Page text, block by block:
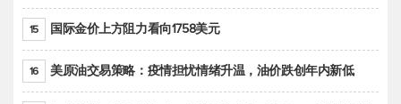
15 国际金价上方阻力看向1758美元
16 美原油交易策略：疫情担忧情绪升温，油价跌创年内新低